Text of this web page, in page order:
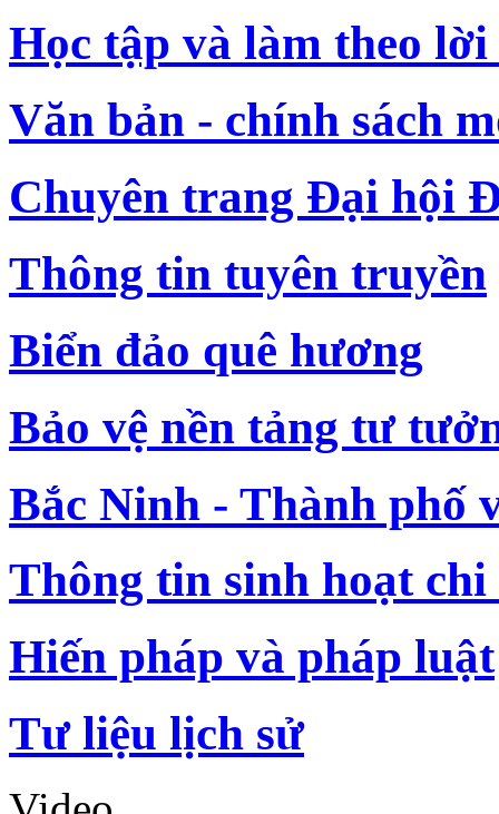
Học tập và làm theo lời
Văn bản - chính sách
Chuyên trang Đại hội
Thông tin tuyên truyền
Biển đảo quê hương
Bảo vệ nền tảng tư
Bắc Ninh - Thành phố
Thông tin sinh hoạt chi
Hiến pháp và pháp luật
Tư liệu lịch sử